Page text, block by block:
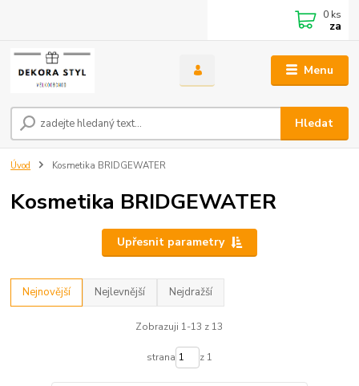
Menu
Hledat
0 ks
za
Úvod Kosmetika BRIDGEWATER
Kosmetika BRIDGEWATER
Upřesnit parametry
Nejnovější Nejlevnější Nejdražší
Zobrazuji 1-13 z 13
strana z 1